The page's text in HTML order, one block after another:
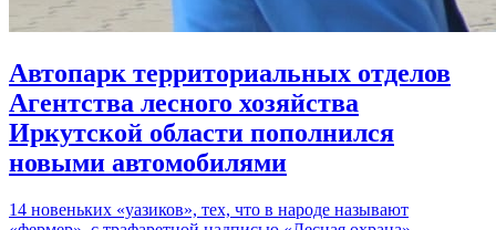
Автопарк территориальных отделов
Агентства лесного хозяйства
Иркутской области пополнился
новыми автомобилями
14 новеньких «уазиков», тех, что в народе называют